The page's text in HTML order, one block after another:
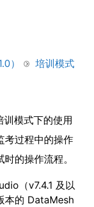
）
培训模式
模式下的使用
考过程中的操作
的操作流程。
（v7.4.1 及以
本的 DataMesh